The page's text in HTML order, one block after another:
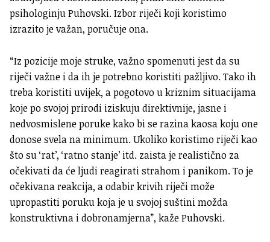
psihologinju Puhovski. Izbor riječi koji koristimo
izrazito je važan, poručuje ona.
“Iz pozicije moje struke, važno spomenuti jest da su
riječi važne i da ih je potrebno koristiti pažljivo. Tako ih
treba koristiti uvijek, a pogotovo u kriznim situacijama
koje po svojoj prirodi iziskuju direktivnije, jasne i
nedvosmislene poruke kako bi se razina kaosa koju one
donose svela na minimum. Ukoliko koristimo riječi kao
što su ‘rat’, ‘ratno stanje’ itd. zaista je realistično za
očekivati da će ljudi reagirati strahom i panikom. To je
očekivana reakcija, a odabir krivih riječi može
upropastiti poruku koja je u svojoj suštini možda
konstruktivna i dobronamjerna”, kaže Puhovski.